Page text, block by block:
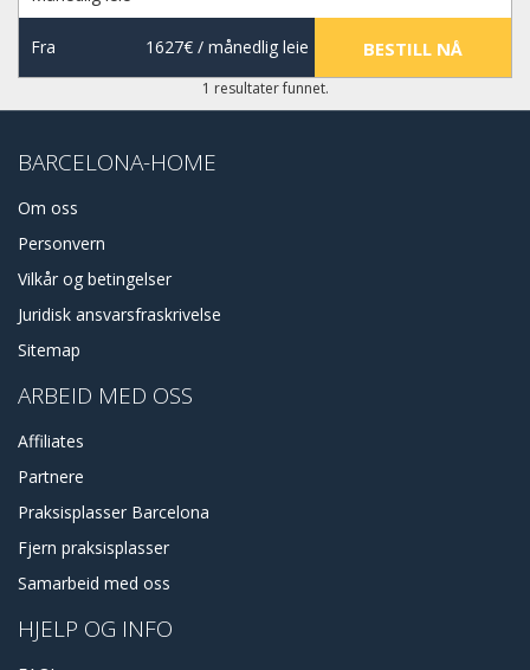
Fra 1627€/ månedlig leie BESTILL NÅ
1 resultater funnet.
BARCELONA-HOME
Om oss
Personvern
Vilkår og betingelser
Juridisk ansvarsfraskrivelse
Sitemap
ARBEID MED OSS
Affiliates
Partnere
Praksisplasser Barcelona
Fjern praksisplasser
Samarbeid med oss
HJELP OG INFO